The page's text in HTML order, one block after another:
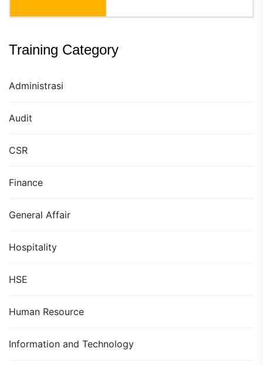
Training Category
Administrasi
Audit
CSR
Finance
General Affair
Hospitality
HSE
Human Resource
Information and Technology